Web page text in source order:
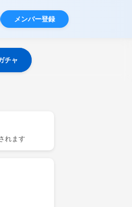
メンバー登録
チャ
れます